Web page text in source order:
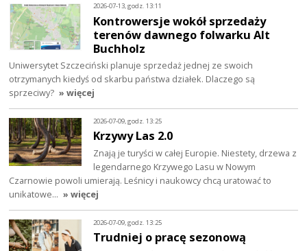
2026-07-13, godz. 13:11
Kontrowersje wokół sprzedaży
terenów dawnego folwarku Alt
Buchholz
Uniwersytet Szczeciński planuje sprzedaż jednej ze swoich
otrzymanych kiedyś od skarbu państwa działek. Dlaczego są
sprzeciwy? » więcej
2026-07-09, godz. 13:25
Krzywy Las 2.0
Znają je turyści w całej Europie. Niestety, drzewa z
legendarnego Krzywego Lasu w Nowym
Czarnowie powoli umierają. Leśnicy i naukowcy chcą uratować to
unikatowe… » więcej
2026-07-09, godz. 13:25
Trudniej o pracę sezonową